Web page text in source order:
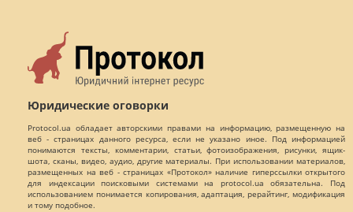
Юридические оговорки
Protocol.ua обладает авторскими правами на информацию, размещенную на
веб - страницах данного ресурса, если не указано иное. Под информацией
понимаются тексты, комментарии, статьи, фотоизображения, рисунки, ящик-
шота, сканы, видео, аудио, другие материалы. При использовании материалов,
размещенных на веб - страницах «Протокол» наличие гиперссылки открытого
для индексации поисковыми системами на protocol.ua обязательна. Под
использованием понимается копирования, адаптация, рерайтинг, модификация
и тому подобное.